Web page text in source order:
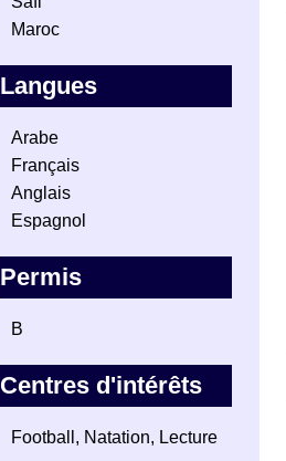
Maroc
Langues
Arabe
Français
Anglais
Espagnol
Permis
B
Centres d'intérêts
Football, Natation, Lecture